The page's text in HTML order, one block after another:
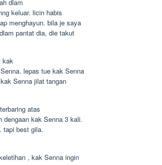
dlam
keluar. licin habis
menghayun. bila je saya
pantat dia, die takut
kak
lepas tue kak Senna
Senna jilat tangan
atas
dengaan kak Senna 3 kali.
tapi best gila.
, kak Senna ingin